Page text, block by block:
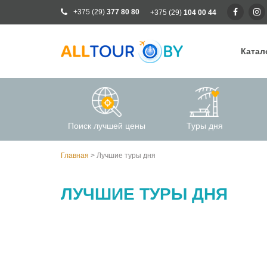
+375 (29) 377 80 80 +375 (29) 104 00 44
Поиск лучшей цены Туры дня
Главная > Лучшие туры дня
ЛУЧШИЕ ТУРЫ ДНЯ